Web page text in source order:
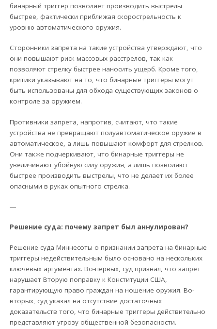
бинарный триггер позволяет производить выстрелы
быстрее, фактически приближая скорострельность к
уровню автоматического оружия.
Сторонники запрета на такие устройства утверждают, что
они повышают риск массовых расстрелов, так как
позволяют стрелку быстрее наносить ущерб. Кроме того,
критики указывают на то, что бинарные триггеры могут
быть использованы для обхода существующих законов о
контроле за оружием.
Противники запрета, напротив, считают, что такие
устройства не превращают полуавтоматическое оружие в
автоматическое, а лишь повышают комфорт для стрелков.
Они также подчеркивают, что бинарные триггеры не
увеличивают убойную силу оружия, а лишь позволяют
быстрее производить выстрелы, что не делает их более
опасными в руках опытного стрелка.
—
Решение суда: почему запрет был аннулирован?
Решение суда Миннесоты о признании запрета на бинарные
триггеры недействительным было основано на нескольких
ключевых аргументах. Во-первых, суд признал, что запрет
нарушает Вторую поправку к Конституции США,
гарантирующую право граждан на ношение оружия. Во-
вторых, суд указал на отсутствие достаточных
доказательств того, что бинарные триггеры действительно
представляют угрозу общественной безопасности.